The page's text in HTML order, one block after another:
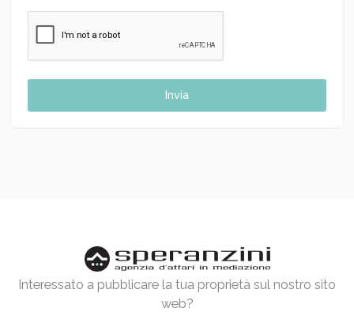
Invia
Interessato a pubblicare la tua proprietà sul nostro sito
web?